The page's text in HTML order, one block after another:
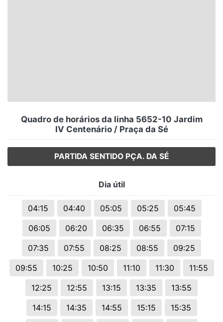
Quadro de horários da linha 5652-10 Jardim
IV Centenário / Praça da Sé
PARTIDA SENTIDO PÇA. DA SÉ
Dia útil
04:15 04:40 05:05 05:25
05:45
06:05
06:20 06:35 06:55
07:15
07:35
07:55 08:25 08:55
09:25
09:55
10:25 10:50 11:10 11:30
11:55
12:25
12:55 13:15 13:35
13:55
14:15
14:35 14:55 15:15
15:35